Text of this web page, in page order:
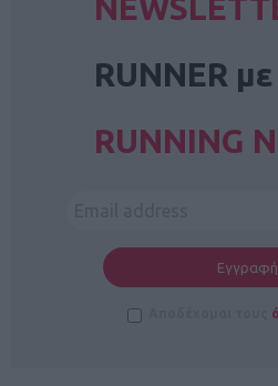
RUNNER
RUNNING